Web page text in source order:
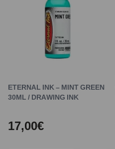
ETERNAL INK – MINT GREEN
30ML / DRAWING INK
17,00€